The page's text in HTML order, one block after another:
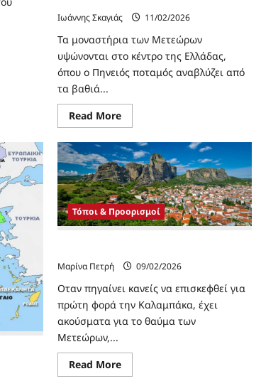
Ιωάννης Σκαγιάς
11/02/2026
Τα μοναστήρια των Μετεώρων
υψώνονται στο κέντρο της Ελλάδας,
όπου ο Πηνειός ποταμός αναβλύζει από
τα βαθιά...
Read MoreRead
more
Η
Μονή
της
Αγίας
Τριάδας
Τόποι & Προορισμοί
Μαρίνα Πετρή
09/02/2026
Oταν πηγαίνει κανείς να επισκεφθεί για
πρώτη φορά την Καλαμπάκα, έχει
ακούσματα για το θαύμα των
Μετεώρων,...
Read MoreRead
more